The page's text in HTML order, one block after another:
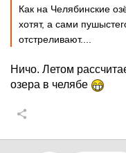
Как на Челябинские
хотят, а сами
отстреливают....
Ничо. Летом
озера в челябе